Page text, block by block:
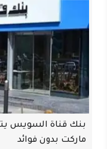
بنك قناة السويس
ماركت بدون فوائد